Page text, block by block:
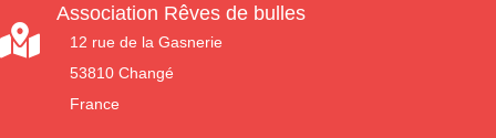

Association Rêves de bulles
12 rue de la Gasnerie
53810 Changé
France